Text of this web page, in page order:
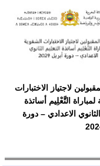
لاجتياز الاختبارات
لمباراة التَّعْلِيم أساتذة
الثانوي الاعدادي – دورة